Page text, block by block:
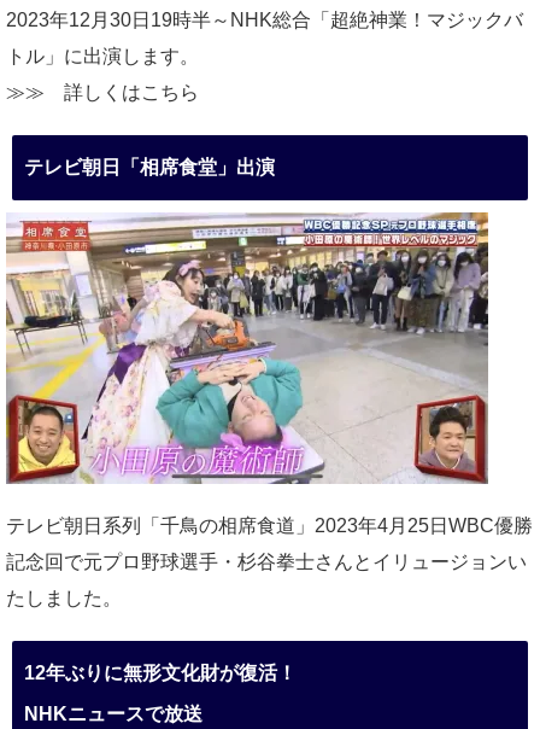
2023年12月30日19時半～NHK総合「超絶神業！マジックバ
トル」に出演します。
≫≫ 詳しくはこちら
テレビ朝日「相席食堂」出演
テレビ朝日系列「千鳥の相席食道」2023年4月25日WBC優勝
記念回で元プロ野球選手・杉谷拳士さんとイリュージョンい
たしました。
12年ぶりに無形文化財が復活！
NHKニュースで放送